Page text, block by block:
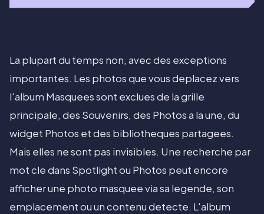
La plupart du temps non, avec des exceptions
importantes. Les photos que vous deplacez vers
l'album Masquees sont exclues de la grille
principale, des Souvenirs, des Photos a la une, du
widget Photos et des bibliotheques partagees.
Mais elles ne sont pas invisibles. Une recherche par
mot cle dans Spotlight ou Photos peut encore
afficher une photo masquee via sa legende, son
emplacement ou un contenu detecte. L'album